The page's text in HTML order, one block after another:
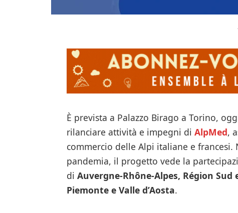
È prevista a Palazzo Birago a Torino,
rilanciare attività e impegni di AlpMed,
commercio delle Alpi italiane e
pandemia, il progetto vede la
di Auvergne-Rhône-Alpes, Région Sud
Piemonte e Valle d’Aosta.